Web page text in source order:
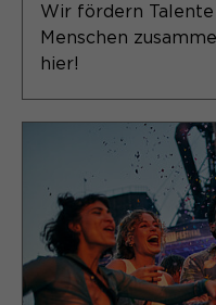
Wir fördern
Menschen
hier!